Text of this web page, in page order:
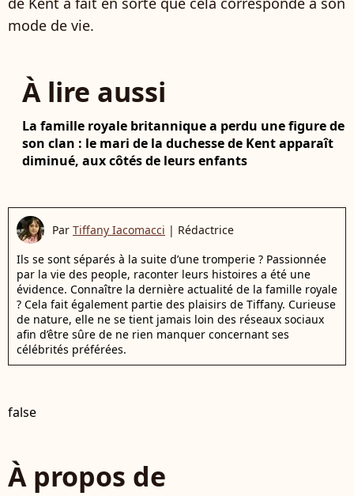
mode de vie.
À lire aussi
La famille royale britannique a perdu une figure de
son clan : le mari de la duchesse de Kent apparaît
diminué, aux côtés de leurs enfants
Par Tiffany Iacomacci | Rédactrice
Ils se sont séparés à la suite d’une tromperie ? Passionnée
par la vie des people, raconter leurs histoires a été une
évidence. Connaître la dernière actualité de la famille royale
? Cela fait également partie des plaisirs de Tiffany. Curieuse
de nature, elle ne se tient jamais loin des réseaux sociaux
afin d’être sûre de ne rien manquer concernant ses
célébrités préférées.
false
À propos de